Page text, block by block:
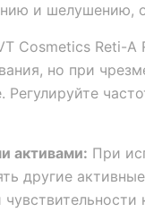
и шелушению,
Cosmetics Reti-A
но при
активами: При
другие